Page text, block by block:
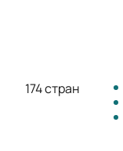
174 стран